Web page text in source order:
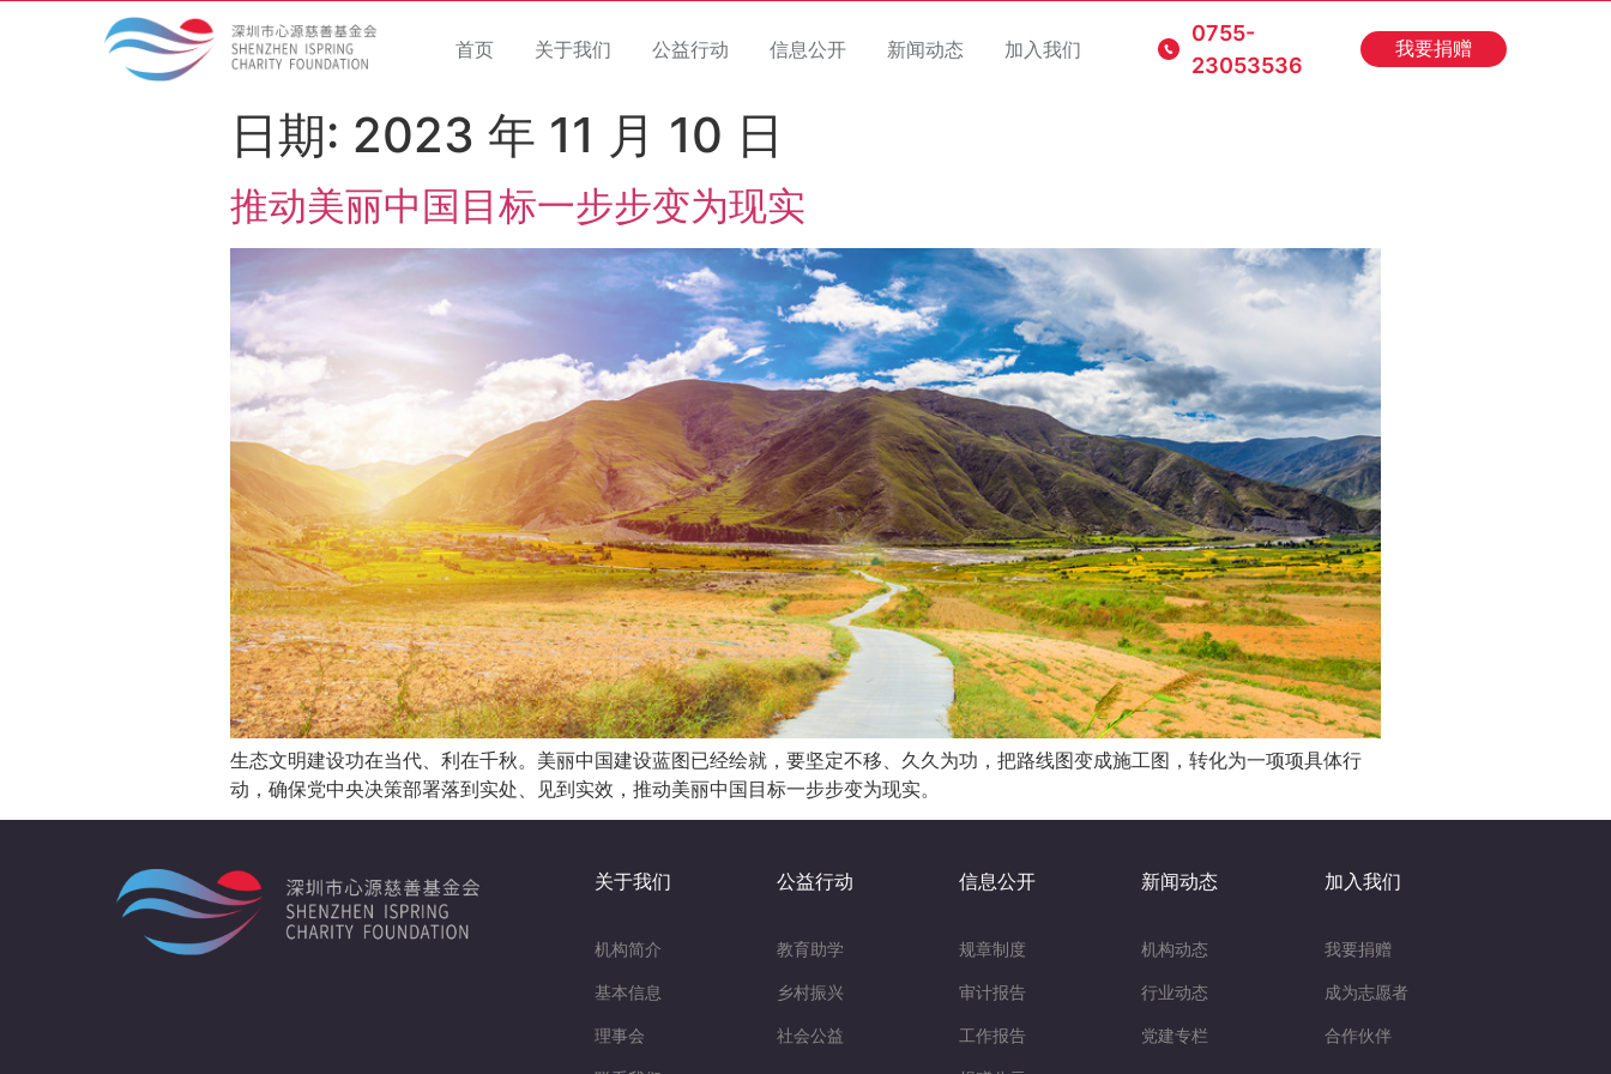
首页 关于我们 公益行动 信息公开 新闻动态 加入我们
0755-
23053536
我要捐赠
日期: 2023 年 11 月 10 日
推动美丽中国目标一步步变为现实
生态文明建设功在当代、利在千秋。美丽中国建设蓝图已经绘就，要坚定不移、久久为功，把路线图变成施工图，转化为一项项具体行
动，确保党中央决策部署落到实处、见到实效，推动美丽中国目标一步步变为现实。
关于我们
机构简介
基本信息
理事会
公益行动
教育助学
乡村振兴
社会公益
信息公开
规章制度
审计报告
工作报告
新闻动态
机构动态
行业动态
党建专栏
加入我们
我要捐赠
成为志愿者
合作伙伴